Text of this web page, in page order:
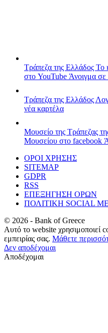
Τράπεζα της Ελλάδος Το
στο YouTube Άνοιγμα σε
Τράπεζα της Ελλάδος
νέα καρτέλα
Μουσείο της Τράπεζας
Μουσείου στο facebook
ΟΡΟΙ ΧΡΗΣΗΣ
SITEMAP
GDPR
RSS
ΕΠΕΞΗΓΗΣΗ ΟΡΩΝ
ΠΟΛΙΤΙΚΗ SOCIAL
© 2026 - Bank of Greece
Αυτό το website χρησιμοποιεί
εμπειρίας σας. Μάθετε
Δεν αποδέχομαι
Αποδέχομαι